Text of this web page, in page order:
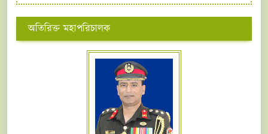
অতিরিক্ত মহাপরিচালক